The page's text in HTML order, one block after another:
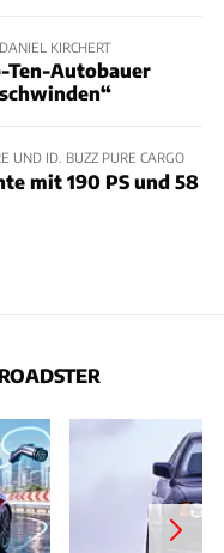
KIRCHERT
Ten-Autobauer
UND ID. BUZZ PURE CARGO
mit 190 PS und 58